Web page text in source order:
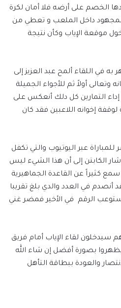
الخصم على أرضه فلا أمان لكرة
داخل الملعب و تعطي من
موقعة الإياب وكأن نتيجة
في اللقاء ألمح عبد العزيز إلى
وتعالى أولاً ثم للأجواء الجميلة
التمارين كل دلك أنعكس على
إخوانه اللاعبين فقد كان
عبر اليوتيوب والتي تكفل
أشار الكابتن إلى أن هذا الشيء ليس
كثيراً عن القاعدة الجماهيرية
أنصدم في العدد والدي بلغ تقريبا
الرقم في الأخير فمضر غني
سيدخلون لقاء الإياب أمام فريق
بصورة أفضل إن شاء الله
والعودة ببطاقة التأهل